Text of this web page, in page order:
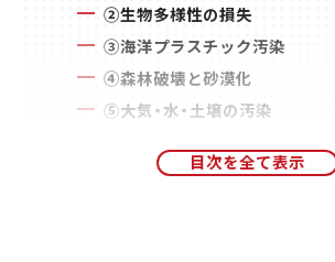
②生物多様性の損失
③海洋プラスチック汚染
④森林破壊と砂漠化
⑤大気・水・土壌の汚染
環境保全における建設業者の役割
環境に配慮した技術の導入